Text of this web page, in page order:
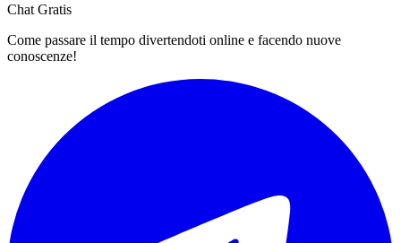
Chat Gratis
Come passare il tempo divertendoti online e facendo nuove
conoscenze!